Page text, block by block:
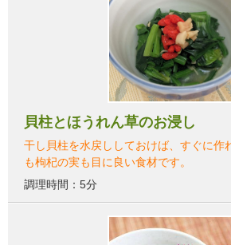
貝柱とほうれん草のお浸し
干し貝柱を水戻ししておけば、すぐに作
も枸杞の実も目に良い食材です。
調理時間：5分